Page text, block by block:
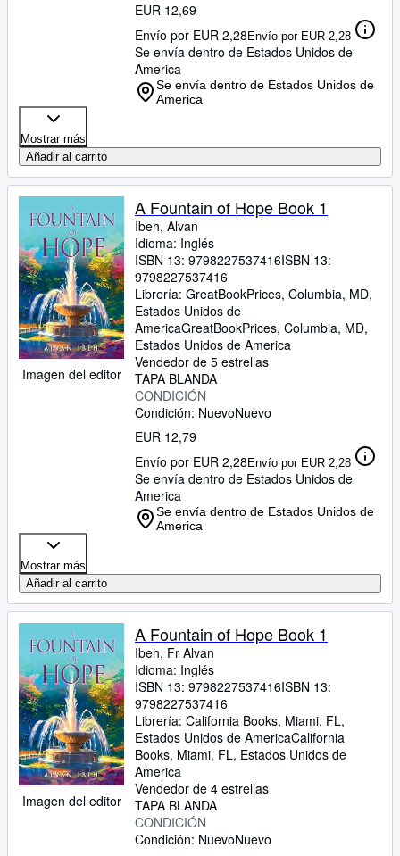
EUR 12,69
Envío por EUR 2,28Envío por EUR 2,28
Se envía dentro de Estados Unidos de
America
Se envía dentro de Estados Unidos de
America
Mostrar más
Añadir al carrito
Imagen del editor
A Fountain of Hope Book 1
Ibeh, Alvan
Idioma: Inglés
ISBN 13: 9798227537416ISBN 13:
9798227537416
Librería: GreatBookPrices, Columbia, MD,
Estados Unidos de
AmericaGreatBookPrices, Columbia, MD,
Estados Unidos de America
Vendedor de 5 estrellas
TAPA BLANDA
CONDICIÓN
Condición: NuevoNuevo
EUR 12,79
Envío por EUR 2,28Envío por EUR 2,28
Se envía dentro de Estados Unidos de
America
Se envía dentro de Estados Unidos de
America
Mostrar más
Añadir al carrito
Imagen del editor
A Fountain of Hope Book 1
Ibeh, Fr Alvan
Idioma: Inglés
ISBN 13: 9798227537416ISBN 13:
9798227537416
Librería: California Books, Miami, FL,
Estados Unidos de AmericaCalifornia
Books, Miami, FL, Estados Unidos de
America
Vendedor de 4 estrellas
TAPA BLANDA
CONDICIÓN
Condición: NuevoNuevo